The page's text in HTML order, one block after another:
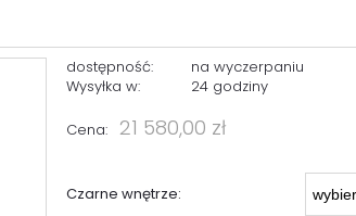
dostępność:
na wyczerpaniu
Wysyłka w:
24 godziny
Cena: 21 580,00 zł
Czarne wnętrze: